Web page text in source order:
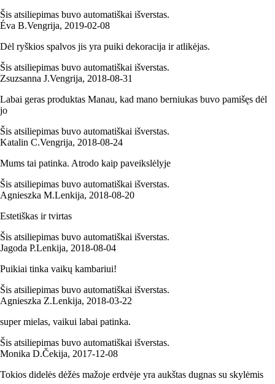
Šis atsiliepimas buvo automatiškai išverstas.
Éva B.Vengrija, 2019‑02‑08
Dėl ryškios spalvos jis yra puiki dekoracija ir atlikėjas.
Šis atsiliepimas buvo automatiškai išverstas.
Zsuzsanna J.Vengrija, 2018‑08‑31
Labai geras produktas Manau, kad mano berniukas buvo pamišęs dėl
jo
Šis atsiliepimas buvo automatiškai išverstas.
Katalin C.Vengrija, 2018‑08‑24
Mums tai patinka. Atrodo kaip paveikslėlyje
Šis atsiliepimas buvo automatiškai išverstas.
Agnieszka M.Lenkija, 2018‑08‑20
Estetiškas ir tvirtas
Šis atsiliepimas buvo automatiškai išverstas.
Jagoda P.Lenkija, 2018‑08‑04
Puikiai tinka vaikų kambariui!
Šis atsiliepimas buvo automatiškai išverstas.
Agnieszka Z.Lenkija, 2018‑03‑22
super mielas, vaikui labai patinka.
Šis atsiliepimas buvo automatiškai išverstas.
Monika D.Čekija, 2017‑12‑08
Tokios didelės dėžės mažoje erdvėje yra aukštas dugnas su skylėmis